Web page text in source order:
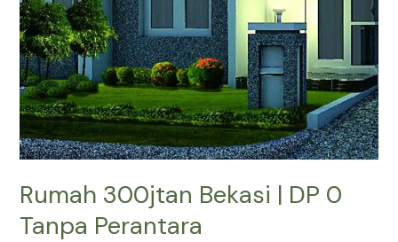
Rumah 300jtan Bekasi | DP 0
Tanpa Perantara